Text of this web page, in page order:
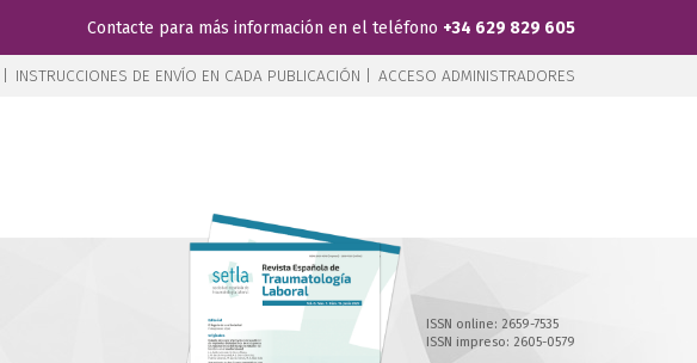
Contacte para más información en el teléfono +34 629 829 605
INSTRUCCIONES DE ENVÍO EN CADA PUBLICACIÓN | ACCESO ADMINISTRADORES
ISSN online: 2659-7535
ISSN impreso: 2605-0579